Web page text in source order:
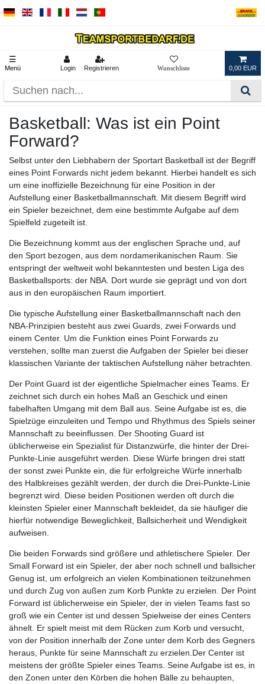
☰
Menü Login Registrieren 0,00 EUR
Basketball: Was ist ein Point
Forward?
Selbst unter den Liebhabern der Sportart Basketball ist der Begriff
eines Point Forwards nicht jedem bekannt. Hierbei handelt es sich
um eine inoffizielle Bezeichnung für eine Position in der
Aufstellung einer Basketballmannschaft. Mit diesem Begriff wird
ein Spieler bezeichnet, dem eine bestimmte Aufgabe auf dem
Spielfeld zugeteilt ist.
Die Bezeichnung kommt aus der englischen Sprache und, auf
den Sport bezogen, aus dem nordamerikanischen Raum. Sie
entspringt der weltweit wohl bekanntesten und besten Liga des
Basketballsports: der NBA. Dort wurde sie geprägt und von dort
aus in den europäischen Raum importiert.
Die typische Aufstellung einer Basketballmannschaft nach den
NBA-Prinzipien besteht aus zwei Guards, zwei Forwards und
einem Center. Um die Funktion eines Point Forwards zu
verstehen, sollte man zuerst die Aufgaben der Spieler bei dieser
klassischen Variante der taktischen Aufstellung näher betrachten.
Der Point Guard ist der eigentliche Spielmacher eines Teams. Er
zeichnet sich durch ein hohes Maß an Geschick und einen
fabelhaften Umgang mit dem Ball aus. Seine Aufgabe ist es, die
Spielzüge einzuleiten und Tempo und Rhythmus des Spiels seiner
Mannschaft zu beeinflussen. Der Shooting Guard ist
üblicherweise ein Spezialist für Distanzwürfe, die hinter der Drei-
Punkte-Linie ausgeführt werden. Diese Würfe bringen drei statt
der sonst zwei Punkte ein, die für erfolgreiche Würfe innerhalb
des Halbkreises gezählt werden, der durch die Drei-Punkte-Linie
begrenzt wird. Diese beiden Positionen werden oft durch die
kleinsten Spieler einer Mannschaft bekleidet, da sie häufiger die
hierfür notwendige Beweglichkeit, Ballsicherheit und Wendigkeit
aufweisen.
Die beiden Forwards sind größere und athletischere Spieler. Der
Small Forward ist ein Spieler, der aber noch schnell und ballsicher
Genug ist, um erfolgreich an vielen Kombinationen teilzunehmen
und durch Zug von außen zum Korb Punkte zu erzielen. Der Point
Forward ist üblicherweise ein Spieler, der in vielen Teams fast so
groß wie ein Center ist und dessen Spielweise der eines Centers
ähnelt. Er spielt meist mit dem Rücken zum Korb und versucht,
von der Position innerhalb der Zone unter dem Korb des Gegners
heraus, Punkte für seine Mannschaft zu erzielen.Der Center ist
meistens der größte Spieler eines Teams. Seine Aufgabe ist es, in
den Zonen unter den Körben die hohen Bälle zu behaupten,